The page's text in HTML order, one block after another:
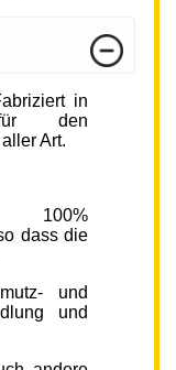
in
den
Art.
dass die
und
und